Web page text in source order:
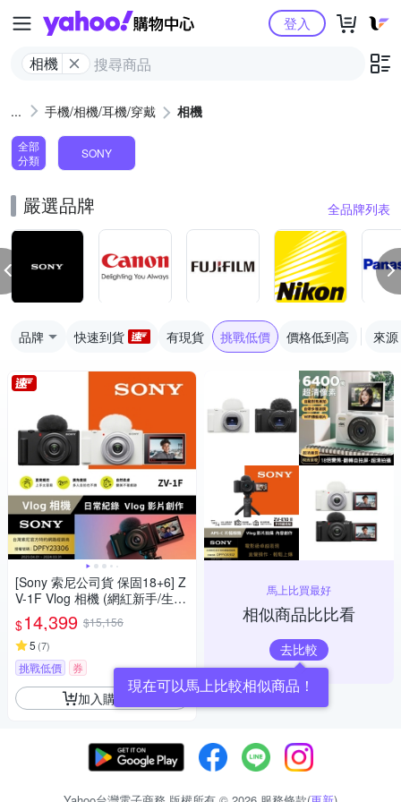
Yahoo購物中心
相機
登入
手機/相機/耳機/穿戴 相機
全部
分類
SONY
嚴選品牌 全品牌列表
品牌 快速到貨 有現貨 挑戰低價 價格低到高 來源
[Sony 索尼公司貨 保固18+6] Z
V-1F Vlog 相機 (網紅新手/生活
隨拍)
$14,399 $15,156
5 (7)
挑戰低價 券
加入購物車
馬上比買最好
相似商品比比看
去比較
現在可以馬上比較相似商品！